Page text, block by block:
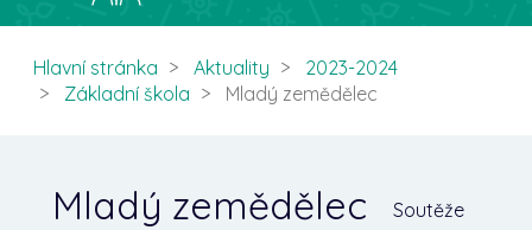
t
Hlavní stránka Aktuality
2023-2024
Základní škola
Mladý zemědělec
Mladý zemědělec
Soutěže